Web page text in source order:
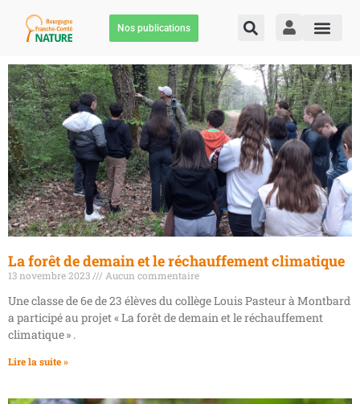
Nos publications
La forêt de demain et le réchauffement climatique
13 novembre 2023 Aucun commentaire
Une classe de 6e de 23 élèves du collège Louis Pasteur à Montbard
a participé au projet « La forêt de demain et le réchauffement
climatique » .
Lire la suite »